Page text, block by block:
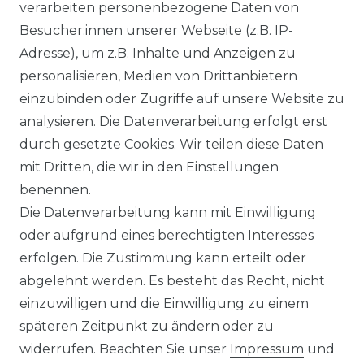
KONTAKT
WIDERRUFSFORMULAR
DATENSCHUTZERKLÄRUNG
NEWSLETTER & KATALOG
MÖBEL AUFBAUANLEITUNGEN
UNTERNEHMEN
ÜBER UNS
PHILOSOPHIE
verarbeiten personenbezogene Daten von
Besucher:innen unserer Webseite (z.B. IP-
Adresse), um z.B. Inhalte und Anzeigen zu
personalisieren, Medien von Drittanbietern
einzubinden oder Zugriffe auf unsere Website zu
analysieren. Die Datenverarbeitung erfolgt erst
durch gesetzte Cookies. Wir teilen diese Daten
mit Dritten, die wir in den Einstellungen
benennen.
Die Datenverarbeitung kann mit Einwilligung
oder aufgrund eines berechtigten Interesses
erfolgen. Die Zustimmung kann erteilt oder
abgelehnt werden. Es besteht das Recht, nicht
einzuwilligen und die Einwilligung zu einem
späteren Zeitpunkt zu ändern oder zu
widerrufen. Beachten Sie unser Impressum und